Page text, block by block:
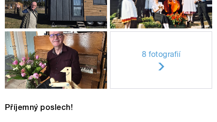
8 fotografií
Příjemný poslech!